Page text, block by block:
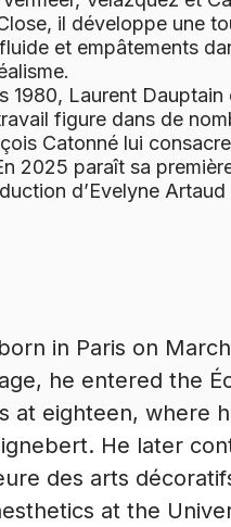
il développe une
et empâtements
1980, Laurent
figure dans de
Catonné lui
2025 paraît sa
d’Evelyne
in Paris on
he entered the
at eighteen, where
He later
des arts
at the